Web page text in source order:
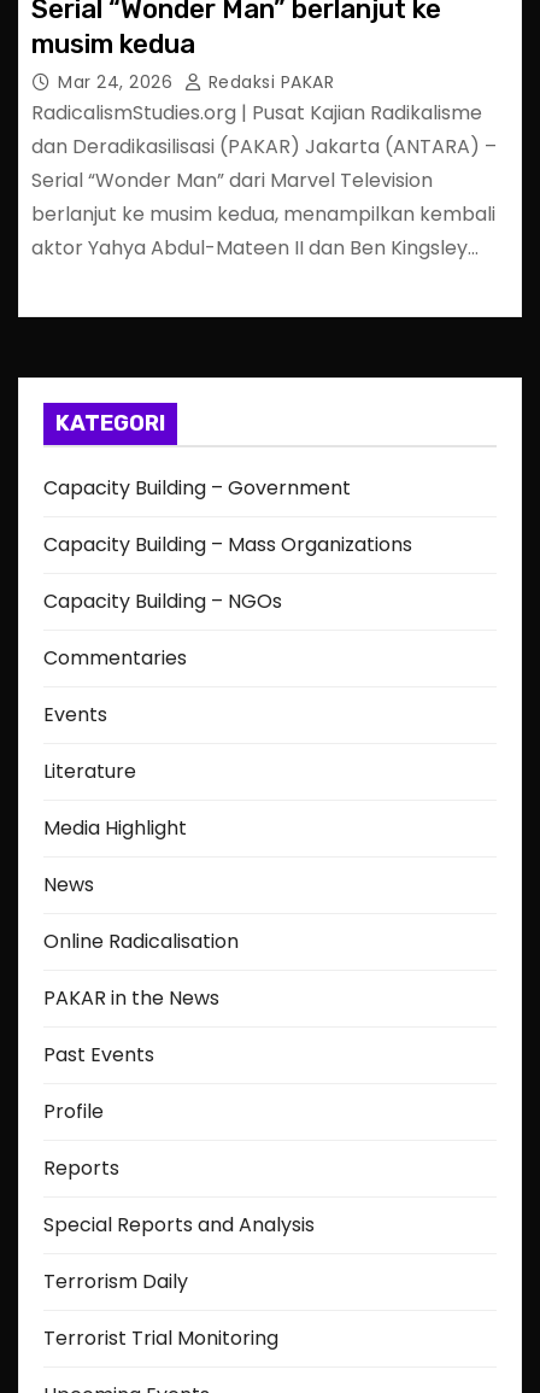
Serial “Wonder Man” berlanjut ke
musim kedua
Mar 24, 2026 Redaksi PAKAR
RadicalismStudies.org | Pusat Kajian Radikalisme
dan Deradikasilisasi (PAKAR) Jakarta (ANTARA) –
Serial “Wonder Man” dari Marvel Television
berlanjut ke musim kedua, menampilkan kembali
aktor Yahya Abdul-Mateen II dan Ben Kingsley…
KATEGORI
Capacity Building – Government
Capacity Building – Mass Organizations
Capacity Building – NGOs
Commentaries
Events
Literature
Media Highlight
News
Online Radicalisation
PAKAR in the News
Past Events
Profile
Reports
Special Reports and Analysis
Terrorism Daily
Terrorist Trial Monitoring